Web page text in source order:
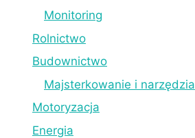
Monitoring
Rolnictwo
Budownictwo
Majsterkowanie i narzędzia
Motoryzacja
Energia